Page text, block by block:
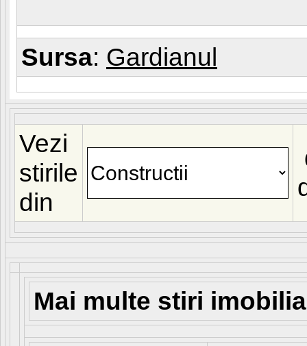
Sursa: Gardianul
Vezi
stirile
din
Mai multe stiri